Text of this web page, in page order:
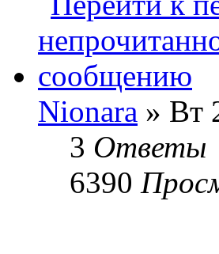
Nionara » Вт
3 Ответы
6390